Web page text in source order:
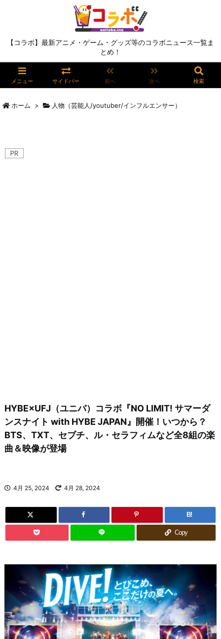
【コラボ】最新アニメ・ゲーム・グッズ等のコラボニュース一覧ま
とめ！
メニュー サイドバー 前へ 次へ 検索
ホーム > 人物（芸能人/youtuber/インフルエンサー）
HYBE×UFJ（ユニバ）コラボ『NO LIMIT! サマーダ
ンスナイト with HYBE JAPAN』開催！いつから？
BTS、TXT、セブチ、ル・セラフィムなど全8組の楽
曲＆映像が登場
4月 25, 2024 4月 28, 2024
B!
Copy